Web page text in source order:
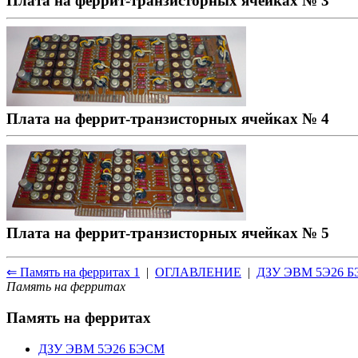
Плата на феррит-транзисторных ячейках № 4
Плата на феррит-транзисторных ячейках № 5
⇐ Память на ферритах 1 | ОГЛАВЛЕНИЕ | ДЗУ ЭВМ 5Э26
Память на ферритах
Память на ферритах
ДЗУ ЭВМ 5Э26 БЭСМ